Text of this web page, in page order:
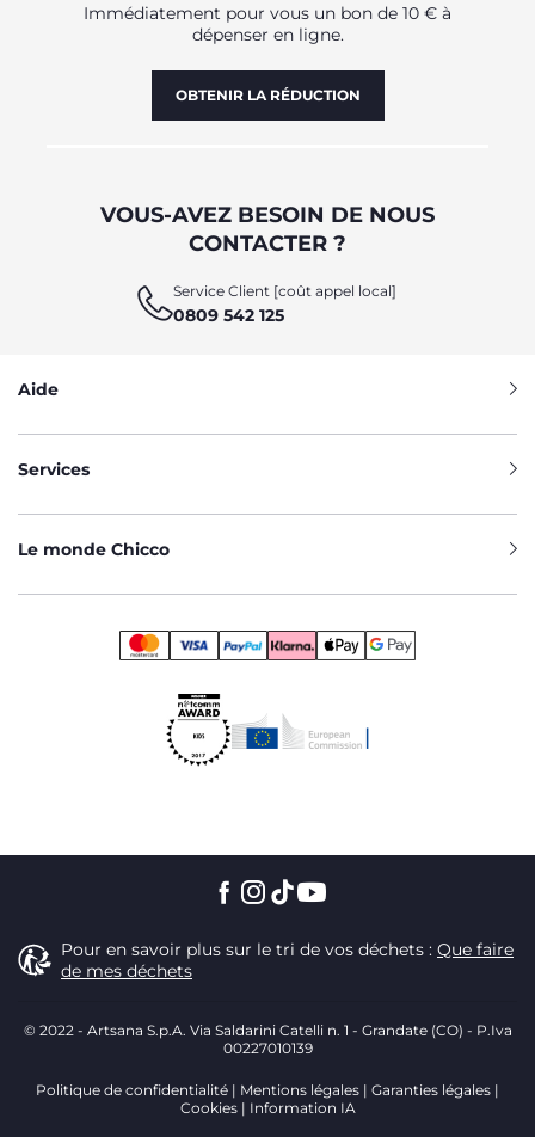
Immédiatement pour vous un bon de 10 € à
dépenser en ligne.
OBTENIR LA RÉDUCTION
VOUS-AVEZ BESOIN DE NOUS
CONTACTER ?
Service Client [coût appel local]
0809 542 125
Aide
Services
Le monde Chicco
Pour en savoir plus sur le tri de vos déchets : Que faire
de mes déchets
© 2022 - Artsana S.p.A. Via Saldarini Catelli n. 1 - Grandate (CO) - P.Iva
00227010139
Politique de confidentialité Mentions légales
Garanties légales
Cookies
Information IA